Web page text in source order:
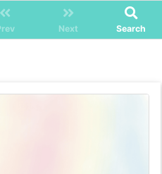
Next Search